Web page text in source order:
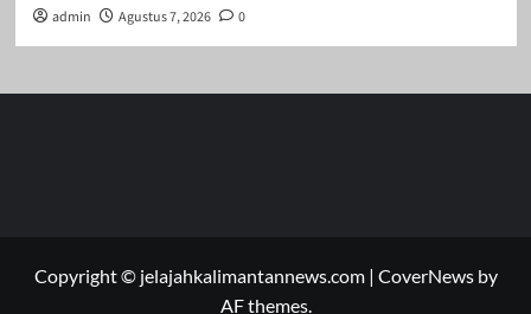
admin Agustus 7, 2026 0
Copyright © jelajahkalimantannews.com | CoverNewsby
AF themes.